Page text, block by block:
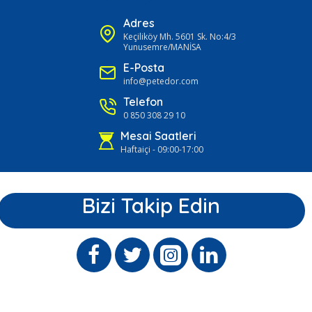
Adres
Keçiliköy Mh. 5601 Sk. No:4/3
Yunusemre/MANİSA
E-Posta
info@petedor.com
Telefon
0 850 308 29 10
Mesai Saatleri
Haftaiçi - 09:00-17:00
Bizi Takip Edin